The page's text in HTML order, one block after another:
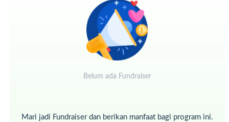
“Sesungguhnya zakat-zakat itu, hanyalah untuk orang-orang
fakir, orang-orang miskin, pengurus-pengurus zakat, para
muallaf yang dibujuk hatinya, untuk budak, orang-orang yang
berhutang, untuk jalan Allah dan untuk mereka yuang sedang
dalam perjalanan, sebagai suatu ketetapan yang diwajibkan
Allah, dan Allah Maha Mengetahui lagi Maha Bijaksana.”
LAZ RYDHA menyalurakan zakat sesuai Asnaf yang terdapat
Belum ada Fundraiser
Mari jadi Fundraiser dan berikan manfaat bagi program ini.